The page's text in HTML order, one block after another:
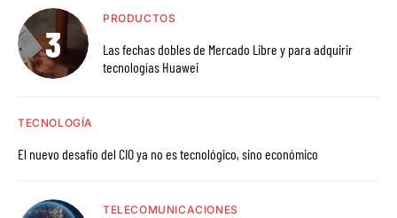
PRODUCTOS
Las fechas dobles de Mercado Libre y para adquirir
tecnologías Huawei
TECNOLOGÍA
El nuevo desafío del CIO ya no es tecnológico, sino económico
TELECOMUNICACIONES